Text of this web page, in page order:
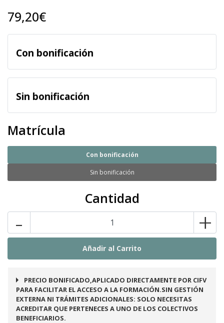
79,20€
Con bonificación
Sin bonificación
Matrícula
Con bonificación
Sin bonificación
Cantidad
- +
PRECIO BONIFICADO,APLICADO DIRECTAMENTE POR CIFV
PARA FACILITAR EL ACCESO A LA FORMACIÓN.SIN GESTIÓN
EXTERNA NI TRÁMITES ADICIONALES: SOLO NECESITAS
ACREDITAR QUE PERTENECES A UNO DE LOS COLECTIVOS
BENEFICIARIOS.